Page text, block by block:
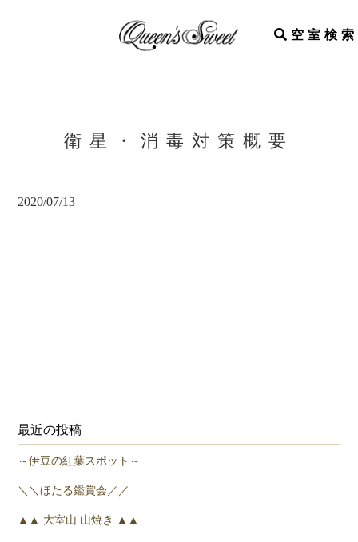
空室検索
衛星・消毒対策概要
2020/07/13
最近の投稿
～伊豆の紅葉スポット～
＼＼ほたる鑑賞会／／
▲▲ 大室山 山焼き ▲▲